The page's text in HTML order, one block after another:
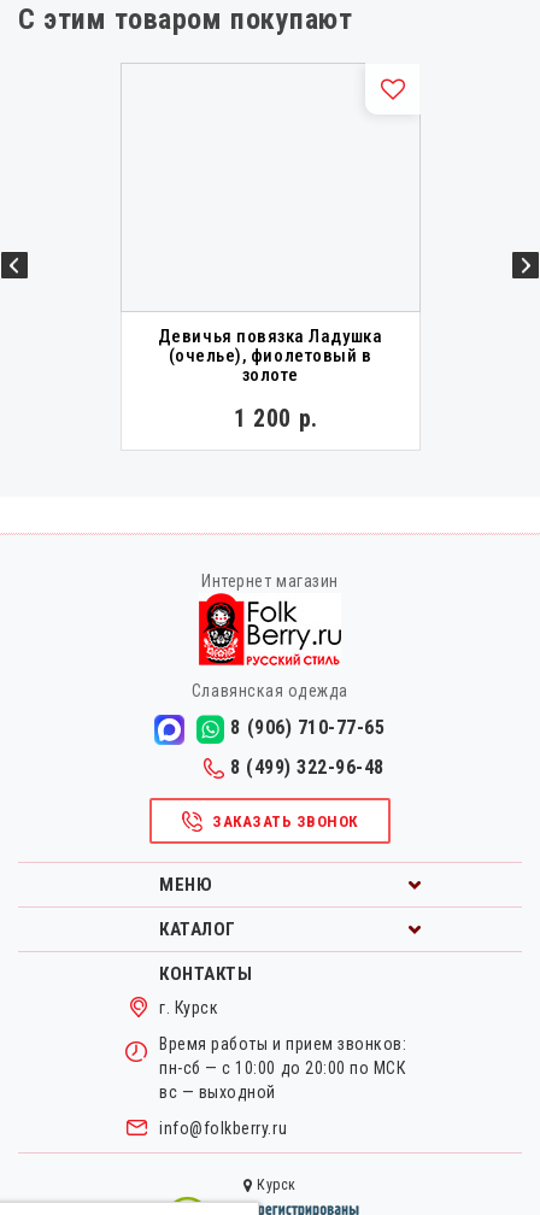
С этим товаром покупают
Девичья повязка Ладушка
(очелье), фиолетовый в
золоте
1 200 р.
Интернет магазин
Славянская одежда
8 (906) 710-77-65
8 (499) 322-96-48
ЗАКАЗАТЬ ЗВОНОК
МЕНЮ
КАТАЛОГ
КОНТАКТЫ
г. Курск
Время работы и прием звонков:
пн-сб — с 10:00 до 20:00 по МСК
вс — выходной
info@folkberry.ru
Курск